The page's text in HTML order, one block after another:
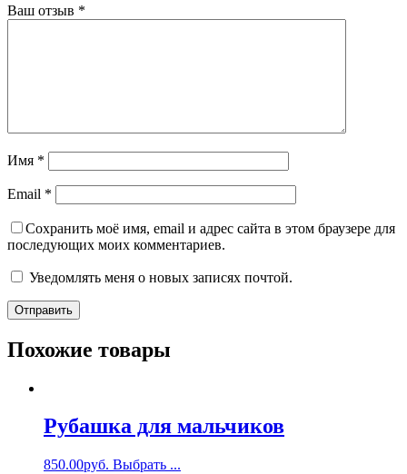
Ваш отзыв *
Имя *
Email *
Сохранить моё имя, email и адрес сайта в этом браузере для
последующих моих комментариев.
Уведомлять меня о новых записях почтой.
Похожие товары
Рубашка для мальчиков
850.00руб. Выбрать ...